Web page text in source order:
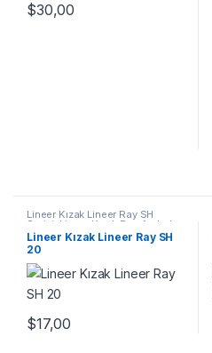
$30,00
Lineer Kızak Lineer Ray SH
Serisi Lineer Kızak Ray Arabalar
Mekanik Ürünler
Lineer Kızak Lineer Ray SH
20
$17,00